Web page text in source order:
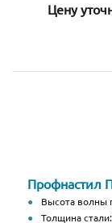
Цену
Профнастил
Высота волны
Толщина